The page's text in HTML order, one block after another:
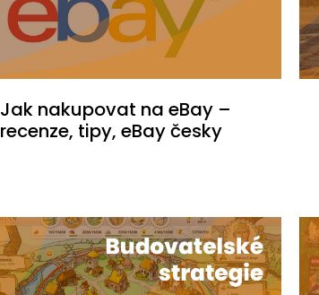
Jak nakupovat na eBay –
recenze, tipy, eBay česky